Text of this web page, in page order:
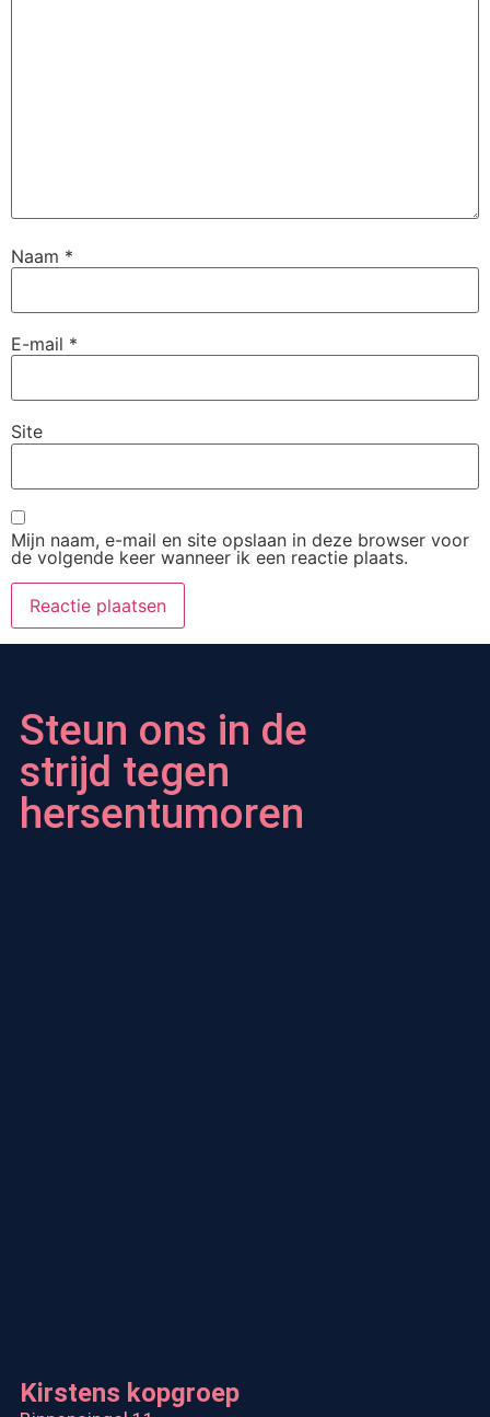
Naam *
E-mail *
Site
Mijn naam, e-mail en site opslaan in deze browser voor
de volgende keer wanneer ik een reactie plaats.
Steun ons in de
strijd tegen
hersentumoren
Kirstens kopgroep